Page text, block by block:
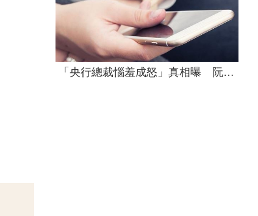
「央行總裁惱羞成怒」真相曝 阮慕驊怒轟